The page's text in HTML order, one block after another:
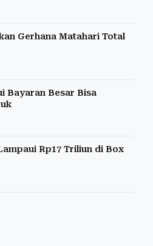
Gerhana Matahari Total
Bayaran Besar Bisa
Rp17 Triliun di Box